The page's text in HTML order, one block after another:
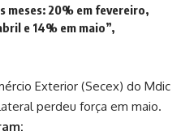
meses: 20% em fevereiro,
e 14% em maio”,
Exterior (Secex) do Mdic
perdeu força em maio.